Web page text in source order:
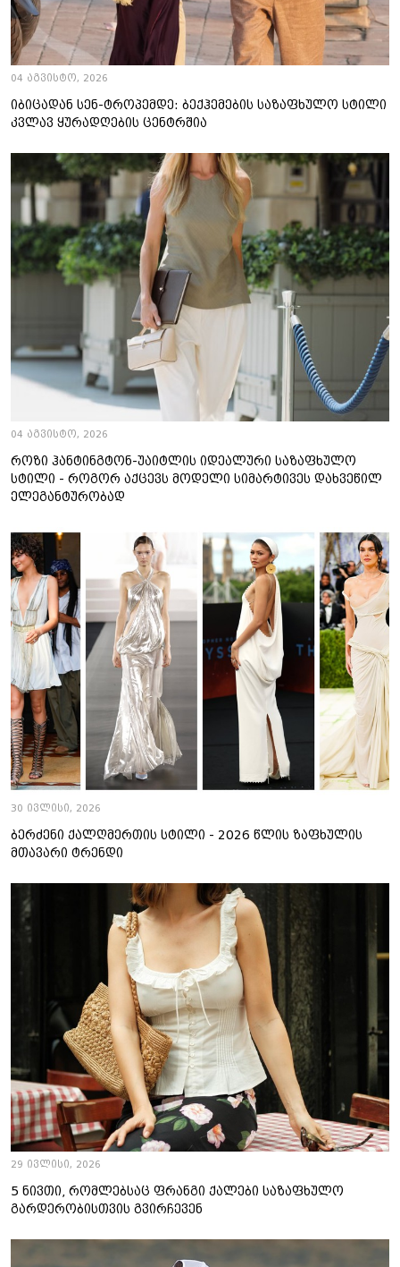
04 აგვისტო, 2026
იბიცადან სენ-ტროპემდე: ბექჰემების საზაფხულო სტილი
კვლავ ყურადღების ცენტრშია
04 აგვისტო, 2026
როზი ჰანტინგტონ-უაიტლის იდეალური საზაფხულო
სტილი - როგორ აქცევს მოდელი სიმარტივეს დახვეწილ
ელეგანტურობად
30 ივლისი, 2026
ბერძენი ქალღმერთის სტილი - 2026 წლის ზაფხულის
მთავარი ტრენდი
29 ივლისი, 2026
5 ნივთი, რომლებსაც ფრანგი ქალები საზაფხულო
გარდერობისთვის გვირჩევენ